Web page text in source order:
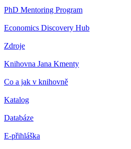
PhD Mentoring Program
Economics Discovery Hub
Zdroje
Knihovna Jana Kmenty
Co a jak v knihovně
Katalog
Databáze
E-přihláška